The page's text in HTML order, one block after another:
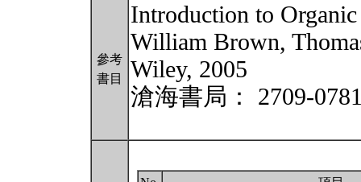
參考
書目
Introduction to
William Brown,
Wiley, 2005
滄海書局： 2709-